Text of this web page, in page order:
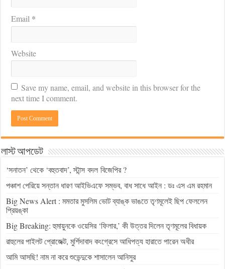
Email *
Website
Save my name, email, and website in this browser for the
next time I comment.
লাস্ট আপডেট
‘সনাতন’ থেকে ‘বহুতবাদ’, স্টান্স বদল বিজেপির ?
পঞ্চাশ পেরিয়ে সন্তান ধারণ আইভিএফে সম্ভব, বাধ সাধে আইন : ডঃ এস এম রহমান
Big News Alert : মমতার মুসলিম ভোট ব্যাঙ্ক ভাঙতে তৃণমূলেই ছিপ ফেললেন
প্রিয়ঙ্কা
Big Breaking: হুমায়ুনকে ওয়েসির ‘ফিলার,’ কী উত্তর দিলেন তৃণমূলের বিধায়ক
রাহুলের পাইলট প্রোজেক্ট, মুর্শিদাবাদ কংগ্রেসে আধিপত্য হারাতে পারেন অধীর
আমি আসছি! নাম না করে শুভেন্দুকে শাসালেন আনিসুর